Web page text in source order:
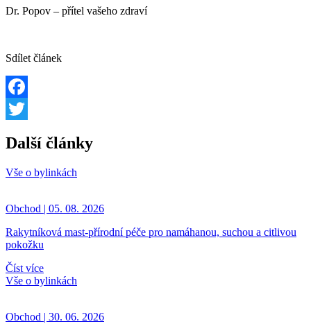
Dr. Popov – přítel vašeho zdraví
Sdílet článek
Facebook
Další články
Vše o bylinkách
Obchod | 05. 08. 2026
Rakytníková mast-přírodní péče pro namáhanou, suchou a citlivou
pokožku
Číst více
Vše o bylinkách
Obchod | 30. 06. 2026